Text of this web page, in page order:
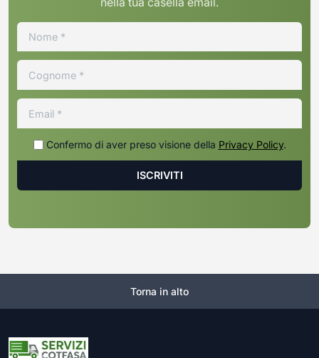
Confermo di aver preso visione della Privacy Policy.
Torna in alto